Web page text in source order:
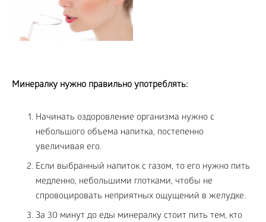
Минералку нужно правильно употреблять:
Начинать оздоровление организма нужно с
небольшого объема напитка, постепенно
увеличивая его.
Если выбранный напиток с газом, то его нужно пить
медленно, небольшими глотками, чтобы не
спровоцировать неприятных ощущений в желудке.
За 30 минут до еды минералку стоит пить тем, кто